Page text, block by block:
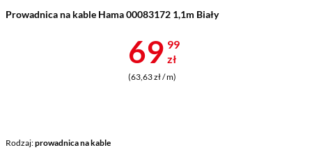
Prowadnica na kable Hama 00083172 1,1m Biały
Rodzaj prowadnica na kable
Cena 69,99
69 99
zł
(63,63 zł / m)